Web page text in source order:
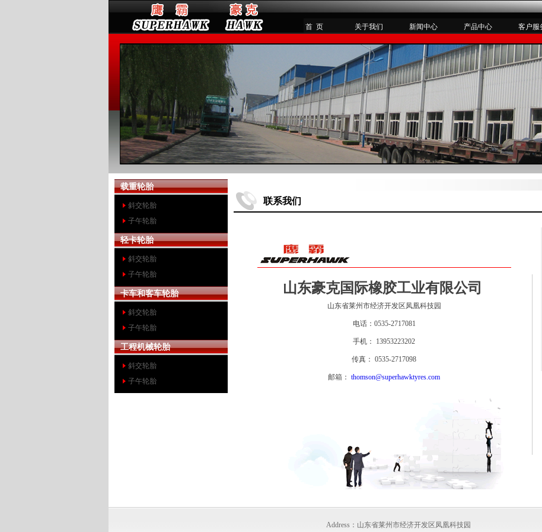
首 页 关于我们 新闻中心 产品中心 客户服
载重轮胎
斜交轮胎
子午轮胎
轻卡轮胎
斜交轮胎
子午轮胎
卡车和客车轮胎
斜交轮胎
子午轮胎
工程机械轮胎
斜交轮胎
子午轮胎
联系我们
山东豪克国际橡胶工业有限公司
山东省莱州市经济开发区凤凰科技园
电话：0535-2717081
手机： 13953223202
传真： 0535-2717098
邮箱： thomson@superhawktyres.com
Address：山东省莱州市经济开发区凤凰科技园